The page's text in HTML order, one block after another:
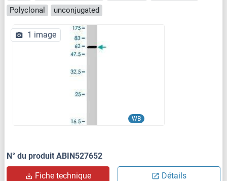
Polyclonal
unconjugated
WB
1 image
N° du produit ABIN527652
Fiche technique Détails